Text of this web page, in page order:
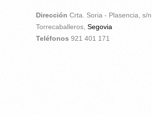
Dirección Crta. Soria - Plasencia, s/n ,
Torrecaballeros, Segovia
Teléfonos 921 401 171